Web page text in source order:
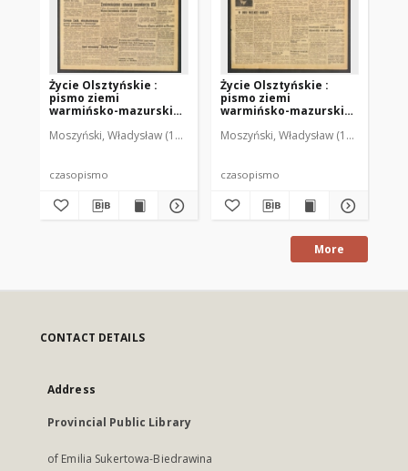
Życie Olsztyńskie :
pismo ziemi
warmińsko-mazurskiej,
Moszyński, Władysław (1922-2001). Red. Mroczkowski, Włodzimierz
czasopismo
Życie Olsztyńskie :
pismo ziemi
warmińsko-mazurskiej,
Moszyński, Władysław (1922-2001).
czasopismo
More
CONTACT DETAILS
Address
Provincial Public Library
of Emilia Sukertowa-Biedrawina